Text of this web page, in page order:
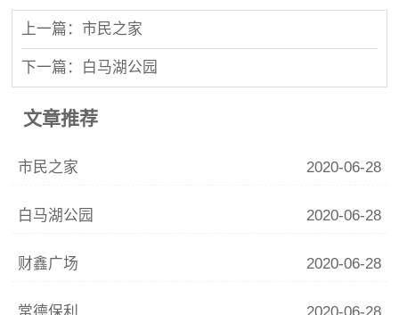
上一篇：市民之家
下一篇：白马湖公园
文章推荐
市民之家 2020-06-28
白马湖公园 2020-06-28
财鑫广场 2020-06-28